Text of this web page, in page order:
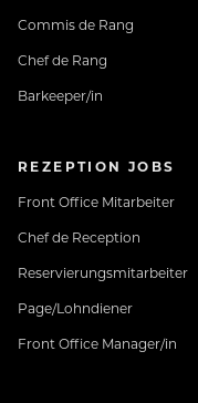
Commis de Rang
Chef de Rang
Barkeeper/in
REZEPTION JOBS
Front Office Mitarbeiter
Chef de Reception
Reservierungsmitarbeiter
Page/Lohndiener
Front Office Manager/in